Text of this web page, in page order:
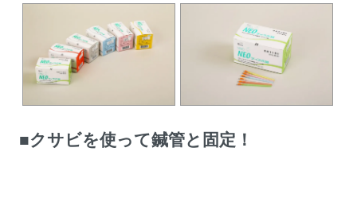
■クサビを使って鍼管と固定！